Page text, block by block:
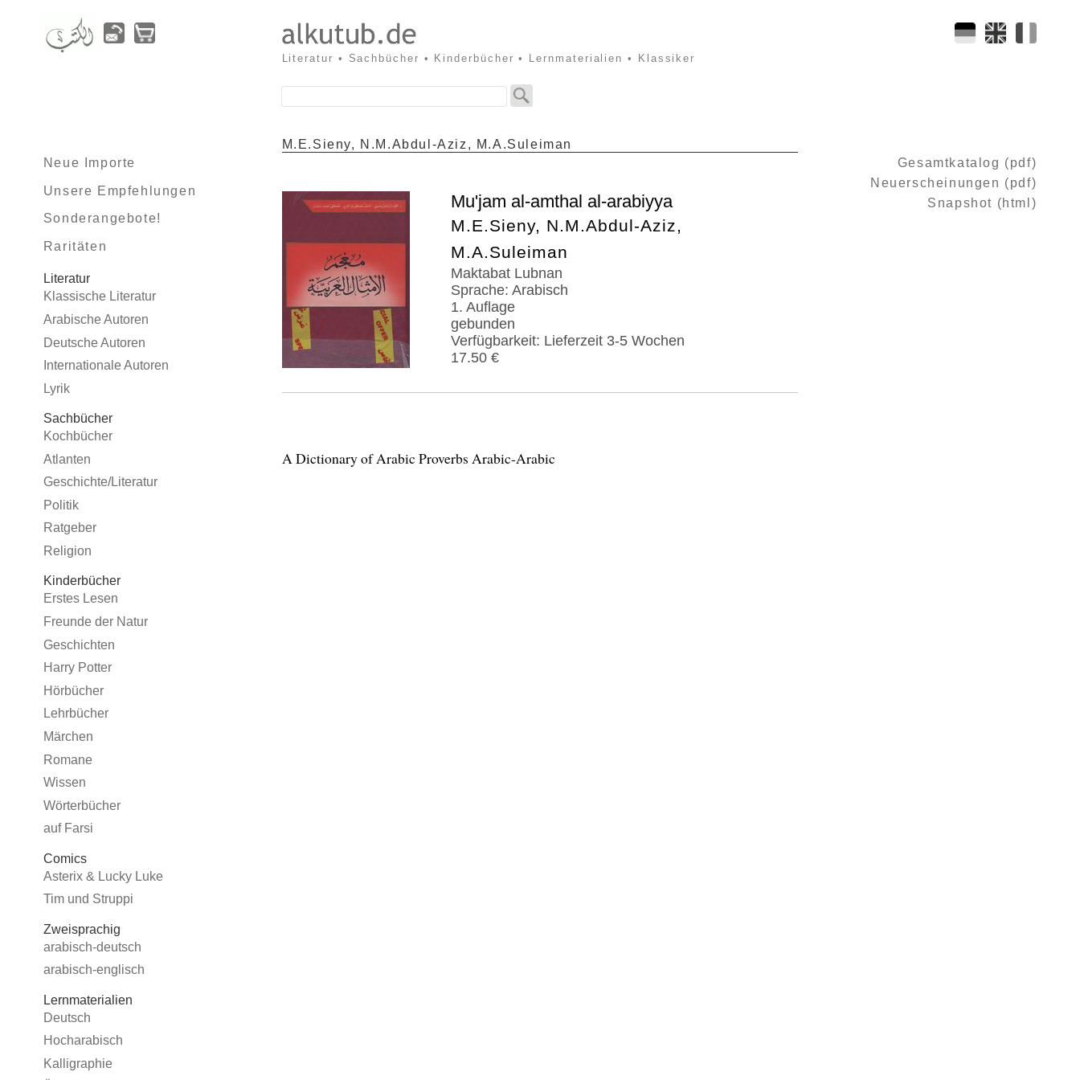
Literatur • Sachbücher • Kinderbücher • Lernmaterialien • Klassiker
Neue Importe
Unsere Empfehlungen
Sonderangebote!
Raritäten
Literatur
Klassische Literatur
Arabische Autoren
Deutsche Autoren
Internationale Autoren
Lyrik
Sachbücher
Kochbücher
Atlanten
Geschichte/Literatur
Politik
Ratgeber
Religion
Kinderbücher
Erstes Lesen
Freunde der Natur
Geschichten
Harry Potter
Hörbücher
Lehrbücher
Märchen
Romane
Wissen
Wörterbücher
auf Farsi
Comics
Asterix & Lucky Luke
Tim und Struppi
Zweisprachig
arabisch-deutsch
arabisch-englisch
Lernmaterialien
Deutsch
Hocharabisch
Kalligraphie
M.E.Sieny, N.M.Abdul-Aziz, M.A.Suleiman
Mu'jam al-amthal al-arabiyya
M.E.Sieny, N.M.Abdul-Aziz,
M.A.Suleiman
Maktabat Lubnan
Sprache: Arabisch
1. Auflage
gebunden
Verfügbarkeit: Lieferzeit 3-5 Wochen
17.50 €
A Dictionary of Arabic Proverbs Arabic-Arabic
Gesamtkatalog (pdf)
Neuerscheinungen (pdf)
Snapshot (html)